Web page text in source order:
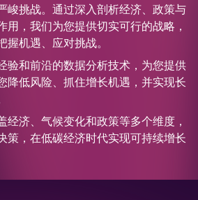
峻挑战。通过深入剖析经济、政策与
用，我们为您提供切实可行的战略，
机遇、应对挑战。
验和前沿的数据分析技术，为您提供
降低风险、抓住增长机遇，并实现长
经济、气候变化和政策等多个维度，
策，在低碳经济时代实现可持续增长